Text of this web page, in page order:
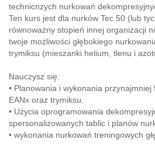
technicnzych nurkowań
Ten kurs jest dla nurków Tec 50 (lub
równoważny stopień innej organizacji
twoje możliwości głębokiego
trymiksu (mieszanki helium, tlenu i
Nauczysz się:
• Planowania i wykonania
EANx oraz trymiksu.
• Użycia oprogramowania
spersonalizowanych tablic i planów
• wykonania nurkowań treningowych